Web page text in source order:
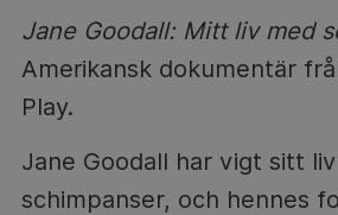
Jane Goodall: Mitt liv med
Amerikansk dokumentär
Play.
Jane Goodall har vigt sitt
schimpanser, och hennes